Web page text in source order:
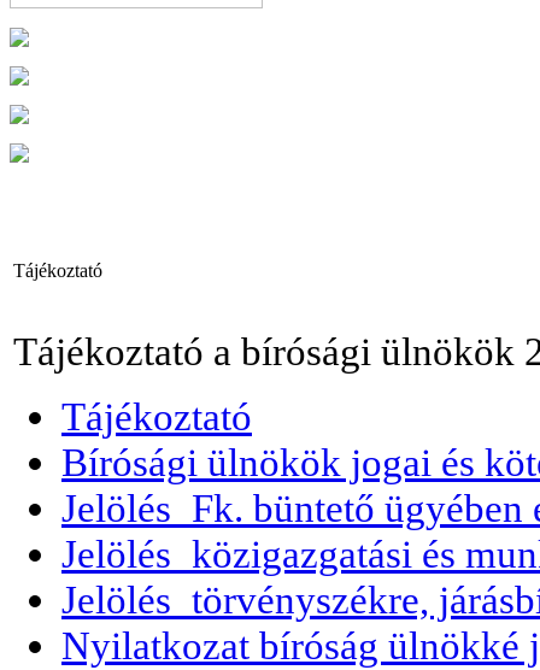
Tájékoztató
Tájékoztató a bírósági ülnökök
Tájékoztató
Bírósági ülnökök jogai és
Jelölés_Fk. büntető ügyében
Jelölés_közigazgatási és
Jelölés_törvényszékre,
Nyilatkozat bíróság ülnökké